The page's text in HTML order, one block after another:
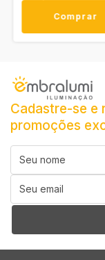
Comprar
Cadastre-se e
promoções